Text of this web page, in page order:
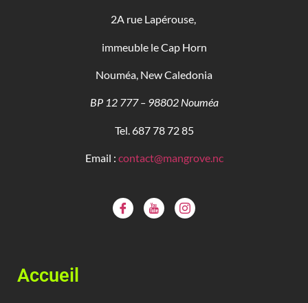
2A rue Lapérouse,
immeuble le Cap Horn
Nouméa, New Caledonia
BP 12 777 – 98802 Nouméa
Tel. 687 78 72 85
Email : contact@mangrove.nc
Accueil